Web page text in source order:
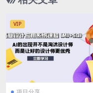
VIP